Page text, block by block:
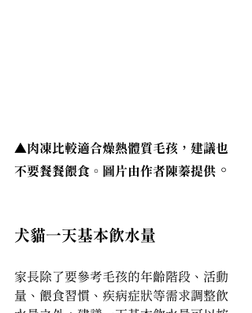
▲肉凍比較適合燥熱體質毛孩，建議也
不要餐餐餵食。圖片由作者陳蓁提供 。
犬貓一天基本飲水量
家長除了要參考毛孩的年齡階段、活動
量、餵食習慣、疾病症狀等需求調整飲